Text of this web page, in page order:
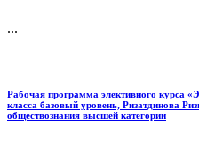
...
Рабочая программа элективного курса
класса базовый уровень, Ризатдинова
обществознания высшей категории